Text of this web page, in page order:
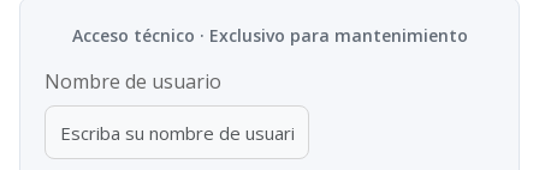
Nombre de usuario